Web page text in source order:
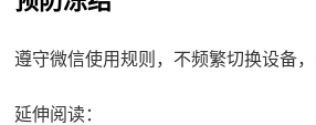
遵守微信使用规则，不频繁切换设备，
延伸阅读：